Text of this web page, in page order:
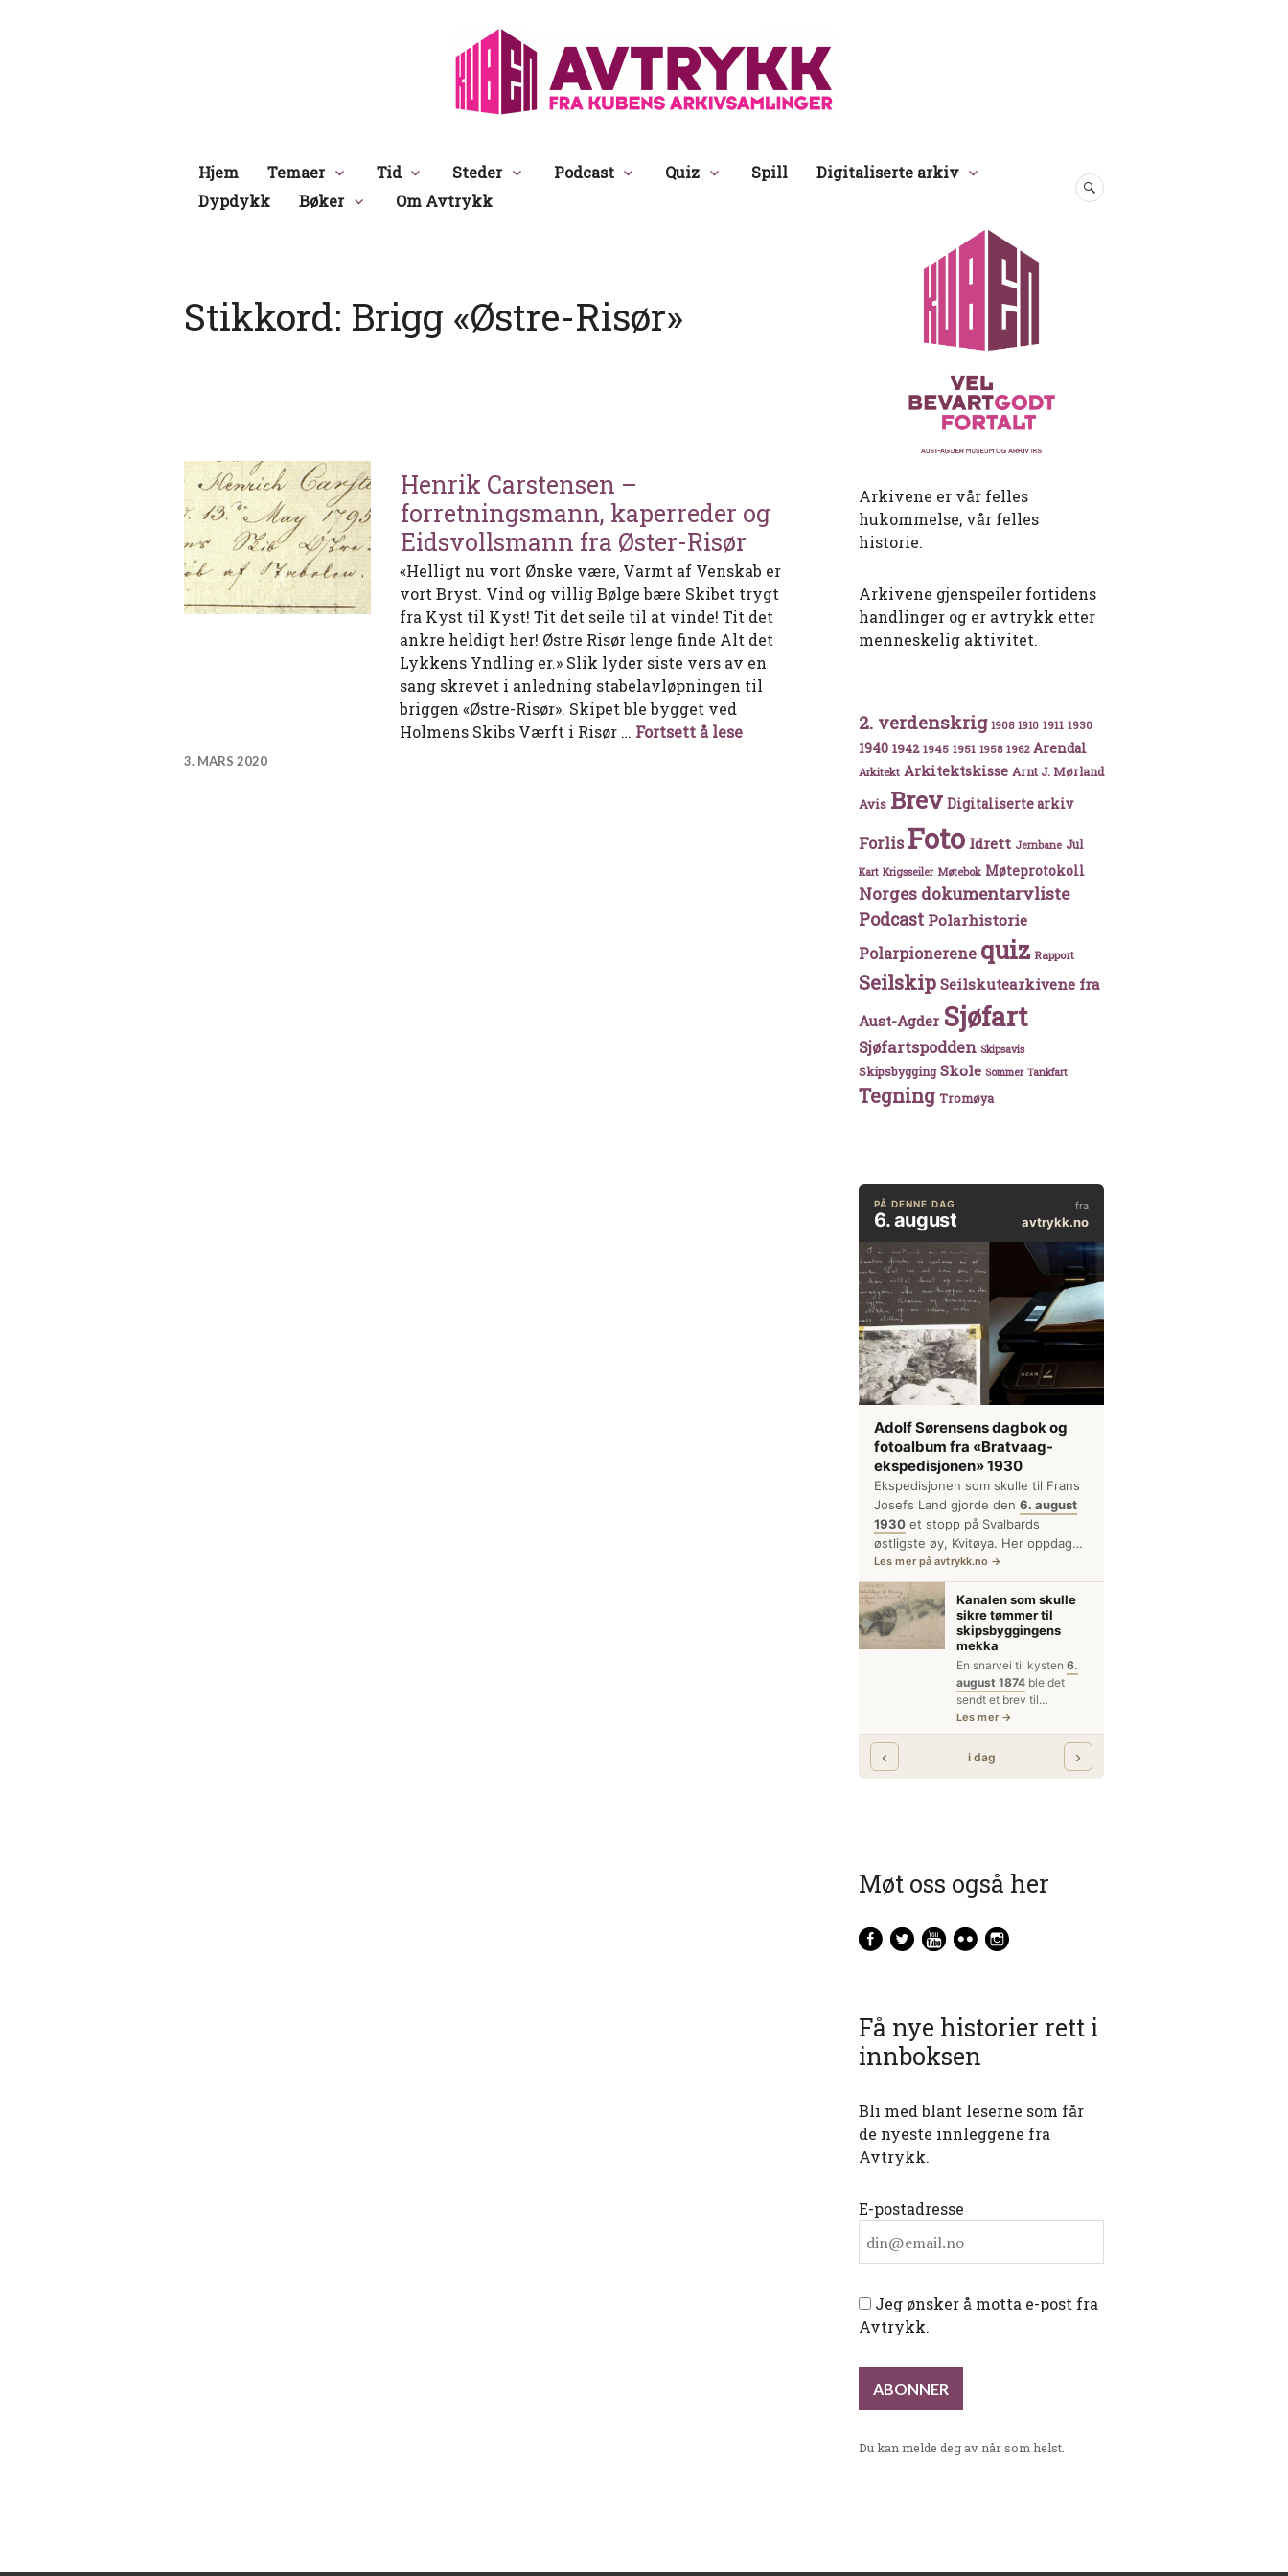
Avtrykk
Hjem Temaer Tid Steder Podcast Quiz Spill
Digitaliserte arkiv
Dypdykk
Bøker Om Avtrykk
SØK
Stikkord: Brigg «Østre-Risør»
Henrik Carstensen –
forretningsmann, kaperreder og
Eidsvollsmann fra Øster-Risør
«Helligt nu vort Ønske være, Varmt af Venskab er
vort Bryst. Vind og villig Bølge bære Skibet trygt
fra Kyst til Kyst! Tit det seile til at vinde! Tit det
ankre heldigt her! Østre Risør lenge finde Alt det
Lykkens Yndling er.» Slik lyder siste vers av en
sang skrevet i anledning stabelavløpningen til
briggen «Østre-Risør». Skipet ble bygget ved
Holmens Skibs Værft i Risør … Fortsett å leseHenrik Carstensen – forretningsmann, kaperreder og Eidsvollsmann
3. MARS 2020
Arkivene er vår felles
hukommelse, vår felles
historie.
Arkivene gjenspeiler fortidens
handlinger og er avtrykk etter
menneskelig aktivitet.
2. verdenskrig 1908 1910 1911 1930
1940 1942 1945 1951 1958 1962 Arendal
Arkitekt Arkitektskisse Arnt J. Mørland
Avis Brev Digitaliserte arkiv
Forlis Foto Idrett Jernbane Jul
Kart Krigsseiler Møtebok Møteprotokoll
Norges dokumentarvliste
Podcast Polarhistorie
Polarpionerene quiz Rapport
Seilskip Seilskutearkivene fra
Aust-Agder Sjøfart
Sjøfartspodden Skipsavis
Skipsbygging Skole Sommer Tankfart
Tegning Tromøya
Møt oss også her
Få nye historier rett i
innboksen
Bli med blant leserne som får
de nyeste innleggene fra
Avtrykk.
E-postadresse
Jeg ønsker å motta e-post fra
Avtrykk.
Du kan melde deg av når som helst.